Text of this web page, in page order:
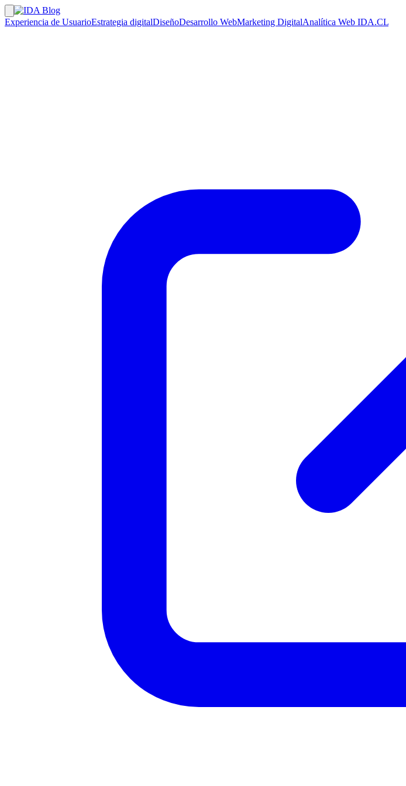
Experiencia de UsuarioEstrategia digitalDiseñoDesarrollo WebMarketing DigitalAnalítica Web IDA.CL